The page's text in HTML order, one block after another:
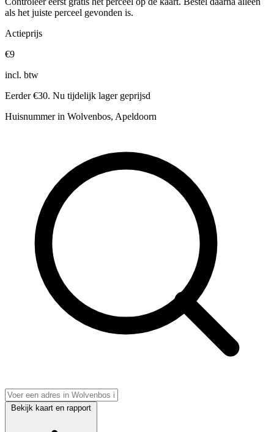
als het juiste perceel gevonden is.
Actieprijs
€9
incl. btw
Eerder €30. Nu tijdelijk lager geprijsd
Huisnummer in Wolvenbos, Apeldoorn
Bekijk kaart en rapport